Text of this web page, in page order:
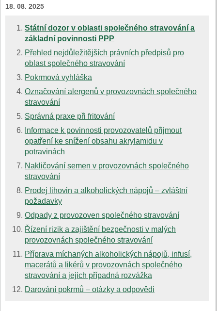
18. 08. 2025
Státní dozor v oblasti společného stravování a
základní povinnosti PPP
Přehled nejdůležitějších právních předpisů pro
oblast společného stravování
Pokrmová vyhláška
Označování alergenů v provozovnách společného
stravování
Správná praxe při fritování
Informace k povinnosti provozovatelů přijmout
opatření ke snížení obsahu akrylamidu v
potravinách
Nakličování semen v provozovnách společného
stravování
Prodej lihovin a alkoholických nápojů – zvláštní
požadavky
Odpady z provozoven společného stravování
Řízení rizik a zajištění bezpečnosti v malých
provozovnách společného stravování
Příprava míchaných alkoholických nápojů, infusí,
macerátů a likérů v provozovnách společného
stravování a jejich případná rozvážka
Darování pokrmů – otázky a odpovědi